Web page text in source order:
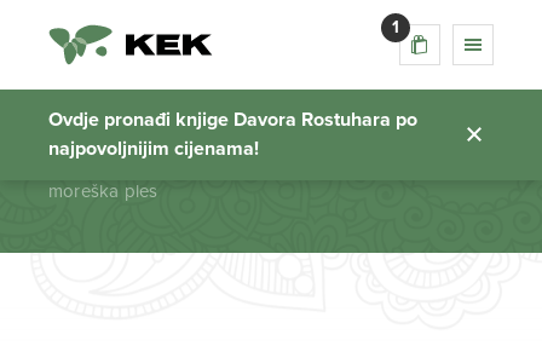
1
Ovdje pronađi knjige Davora Rostuhara po
najpovoljnijim cijenama!
moreška ples
Početna stranica
moreška ples